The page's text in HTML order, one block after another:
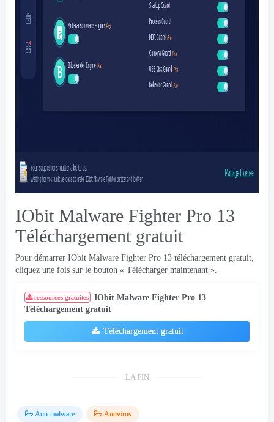
IObit Malware Fighter Pro 13
Téléchargement gratuit
Pour démarrer IObit Malware Fighter Pro 13 téléchargement gratuit,
cliquez une fois sur le bouton « Télécharger maintenant ».
ressources gratuites
IObit Malware Fighter Pro 13
Téléchargement gratuit
Téléchargement gratuit
LA FIN
Anti-malware Antivirus